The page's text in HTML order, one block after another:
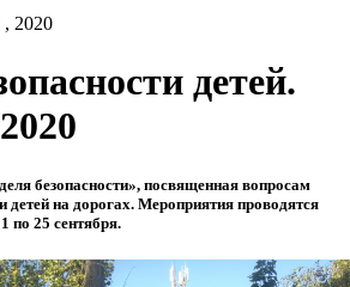
, 2020
детей.
безопасности», посвященная вопросам
детей на дорогах. Мероприятия проводятся
по 25 сентября.